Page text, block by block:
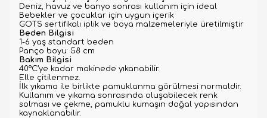
Deniz, havuz ve banyo sonrası kullanım için ideal
Bebekler ve çocuklar için uygun içerik
GOTS sertifikalı iplik ve boya malzemeleriyle üretilmiştir
Beden Bilgisi
1-6 yaş standart beden
Panço boyu: 58 cm
Bakım Bilgisi
40°C’ye kadar makinede yıkanabilir.
Elle çitilenmez.
İlk yıkama ile birlikte pamuklanma görülmesi normaldir.
Kullanım ve yıkama sonrasında oluşabilecek renk
solması ve çekme, pamuklu kumaşın doğal yapısından
kaynaklanabilir.